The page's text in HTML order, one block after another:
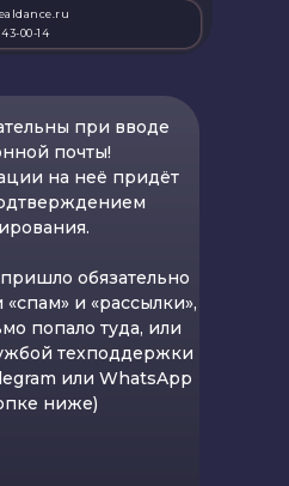
00-14
при вводе
почты!
на неё придёт
обязательно
и «рассылки»,
попало туда, или
техподдержки
или WhatsApp
ниже)